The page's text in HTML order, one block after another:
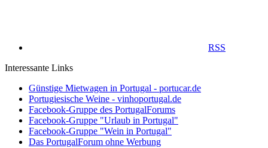
RSS
Interessante Links
Günstige Mietwagen in Portugal - portucar.de
Portugiesische Weine - vinhoportugal.de
Facebook-Gruppe des PortugalForums
Facebook-Gruppe "Urlaub in Portugal"
Facebook-Gruppe "Wein in Portugal"
Das PortugalForum ohne Werbung